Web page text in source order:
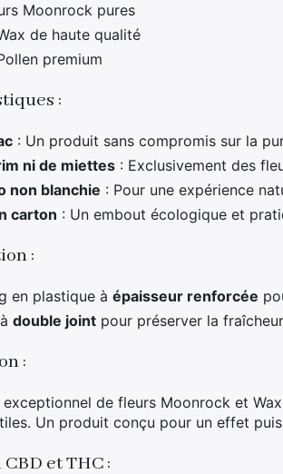
Moonrock pures
de haute qualité
premium
:
: Un produit sans compromis sur la
ni de miettes : Exclusivement des
non blanchie : Pour une expérience
carton : Un embout écologique et
:
en plastique àépaisseur renforcée
àdouble joint pour préserver la
:
exceptionnel de fleurs Moonrock et
Un produit conçu pour un effet
et THC :